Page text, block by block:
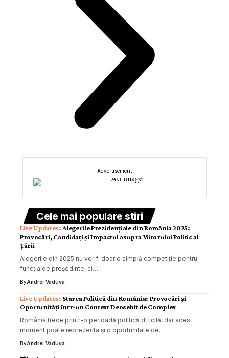
- Advertisement -
Cele mai populare stiri
Alegerile Prezidențiale din România 2025:
Provocări, Candidați și Impactul asupra Viitorului Politic al
Țării
Alegerile din 2025 nu vor fi doar o simplă competiție pentru
funcția de președinte, ci…
ByAndrei Vaduva
Starea Politică din România: Provocări și
Oportunități într-un Context Deosebit de Complex
România trece printr-o perioadă politică dificilă, dar acest
moment poate reprezenta și o oportunitate de…
ByAndrei Vaduva